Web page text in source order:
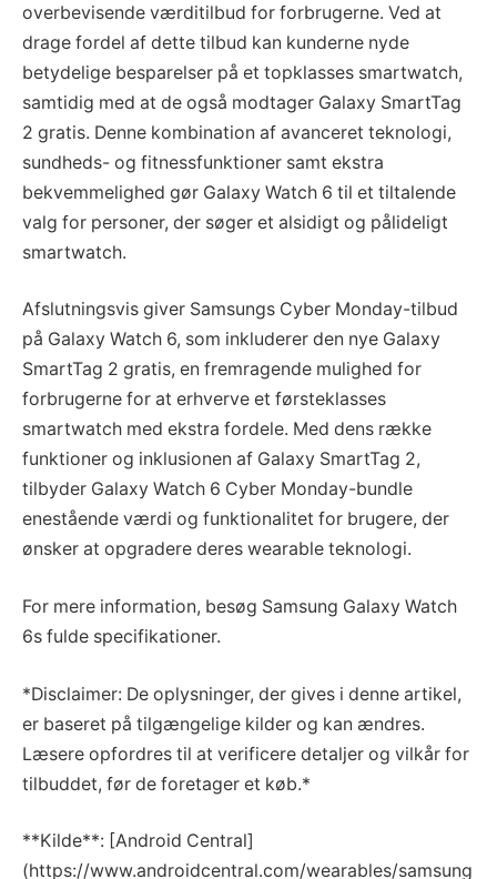
overbevisende værditilbud for forbrugerne. Ved at
drage fordel af dette tilbud kan kunderne nyde
betydelige besparelser på et topklasses smartwatch,
samtidig med at de også modtager Galaxy SmartTag
2 gratis. Denne kombination af avanceret teknologi,
sundheds- og fitnessfunktioner samt ekstra
bekvemmelighed gør Galaxy Watch 6 til et tiltalende
valg for personer, der søger et alsidigt og pålideligt
smartwatch.
Afslutningsvis giver Samsungs Cyber Monday-tilbud
på Galaxy Watch 6, som inkluderer den nye Galaxy
SmartTag 2 gratis, en fremragende mulighed for
forbrugerne for at erhverve et førsteklasses
smartwatch med ekstra fordele. Med dens række
funktioner og inklusionen af Galaxy SmartTag 2,
tilbyder Galaxy Watch 6 Cyber Monday-bundle
enestående værdi og funktionalitet for brugere, der
ønsker at opgradere deres wearable teknologi.
For mere information, besøg Samsung Galaxy Watch
6s fulde specifikationer.
*Disclaimer: De oplysninger, der gives i denne artikel,
er baseret på tilgængelige kilder og kan ændres.
Læsere opfordres til at verificere detaljer og vilkår for
tilbuddet, før de foretager et køb.*
**Kilde**: [Android Central]
(https://www.androidcentral.com/wearables/samsung